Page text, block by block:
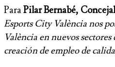
ParaPilar Bernabé,
Esports City València nos
València en nuevos
creación de empleo de